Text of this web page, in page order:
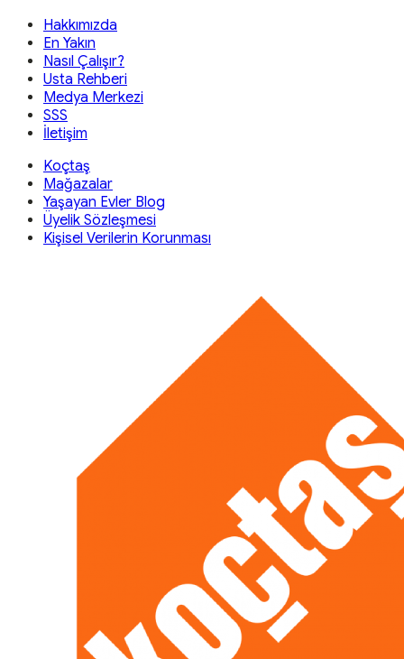
Hakkımızda
En Yakın
Nasıl Çalışır?
Usta Rehberi
Medya Merkezi
SSS
İletişim
Koçtaş
Mağazalar
Yaşayan Evler Blog
Üyelik Sözleşmesi
Kişisel Verilerin Korunması